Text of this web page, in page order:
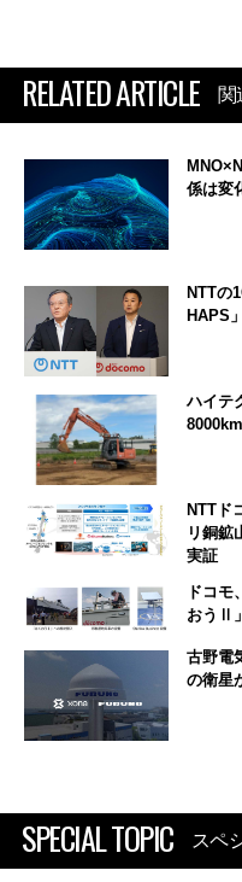
RELATED ARTICLE 関
係は変
NTTの
HAPS
ハイテ
NTTド
リ銅鉱
実証
ドコモ
おうⅡ
古野電
の衛星
SPECIAL TOPIC スペ